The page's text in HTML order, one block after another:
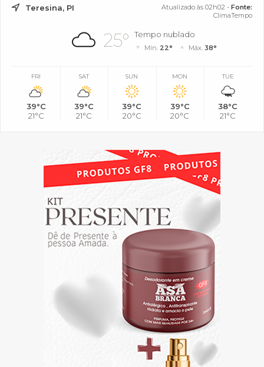
Teresina, PI Atualizado às 02h02 - Fonte:
ClimaTempo
25° Tempo nublado
Mín. 22° Máx. 38°
FRI
39°C
21°C
SAT
39°C
21°C
SUN
39°C
20°C
MON
39°C
20°C
TUE
38°C
21°C